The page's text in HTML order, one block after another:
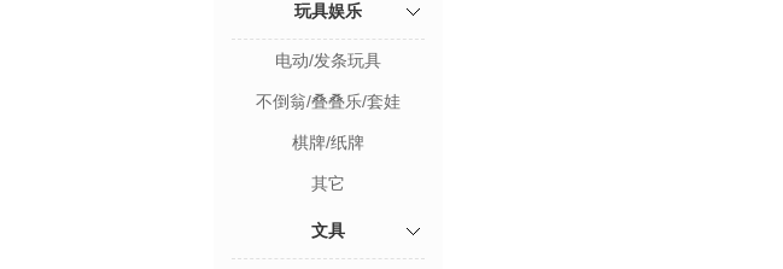
玩具娱乐
电动/发条玩具
不倒翁/叠叠乐/套娃
棋牌/纸牌
其它
文具